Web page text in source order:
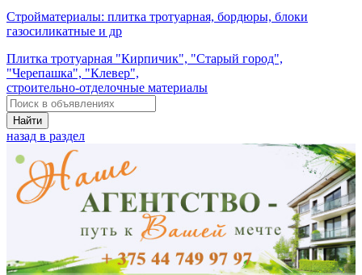
Стройматериалы: плитка тротуарная, бордюры, блоки
газосиликатные и др
Плитка тротуарная "Кирпичик", "Старый город",
"Черепашка", "Клевер",
строительно-отделочные материалы
Найти
назад в раздел